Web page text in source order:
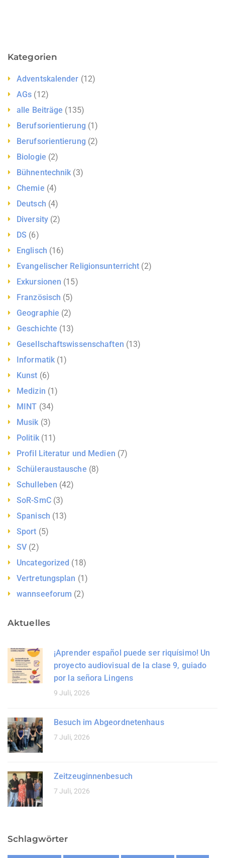
Kategorien
Adventskalender (12)
AGs (12)
alle Beiträge (135)
Berufsorientierung (1)
Berufsorientierung (2)
Biologie (2)
Bühnentechnik (3)
Chemie (4)
Deutsch (4)
Diversity(2)
DS (6)
Englisch (16)
Evangelischer Religionsunterricht (2)
Exkursionen (15)
Französisch (5)
Geographie (2)
Geschichte (13)
Gesellschaftswissenschaften (13)
Informatik (1)
Kunst (6)
Medizin (1)
MINT (34)
Musik (3)
Politik(11)
Profil Literatur und Medien (7)
Schüleraustausche (8)
Schulleben (42)
SoR-SmC(3)
Spanisch (13)
Sport (5)
SV (2)
Uncategorized (18)
Vertretungsplan (1)
wannseeforum (2)
Aktuelles
¡Aprender español puede ser riquísimo! Un
proyecto audiovisual de la clase 9, guiado
por la señora Lingens
9 Juli, 2026
Besuch im Abgeordnetenhaus
7 Juli, 2026
Zeitzeuginnenbesuch
7 Juli, 2026
Schlagwörter